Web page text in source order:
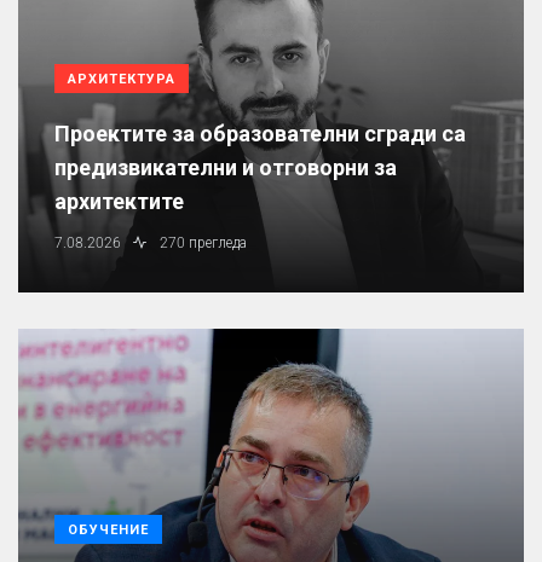
АРХИТЕКТУРА
Проектите за образователни сгради са
предизвикателни и отговорни за
архитектите
7.08.2026 270 прегледа
ОБУЧЕНИЕ